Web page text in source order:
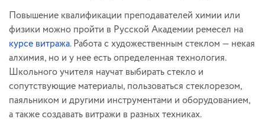
Повышение квалификации преподавателей химии или
физики можно пройти в Русской Академии ремесел на
курсе витража. Работа с художественным стеклом — некая
алхимия, но и у нее есть определенная технология.
Школьного учителя научат выбирать стекло и
сопутствующие материалы, пользоваться стеклорезом,
паяльником и другими инструментами и оборудованием,
а также создавать витражи в разных техниках.